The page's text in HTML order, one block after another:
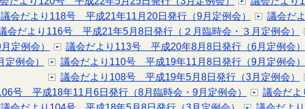
議会だより118号 平成21年11月20日発行（9月定例会）
議会だ
会だより116号 平成21年5月8日発行（２月臨時会・３月定例会）
定例会）
議会だより113号 平成20年8月8日発行（6月定例会）
例会）
議会だより110号 平成19年11月8日発行（9月定例会）
議会だより108号 平成19年5月8日発行（3月定例会）
号 平成18年11月6日発行（8月臨時会・9月定例会）
議会だよ